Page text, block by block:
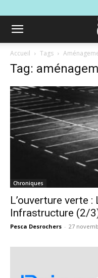
Accueil Tags
Tag:
Chroniques
L’ouverture verte
Infrastructure (2/
Pesca Desrochers - 27